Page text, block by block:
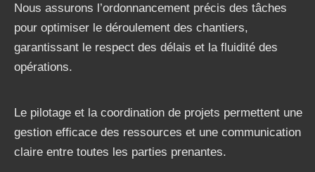
Nous assurons l’ordonnancement précis des tâches
pour optimiser le déroulement des chantiers,
garantissant le respect des délais et la fluidité des
opérations.
Le pilotage et la coordination de projets permettent une
gestion efficace des ressources et une communication
claire entre toutes les parties prenantes.